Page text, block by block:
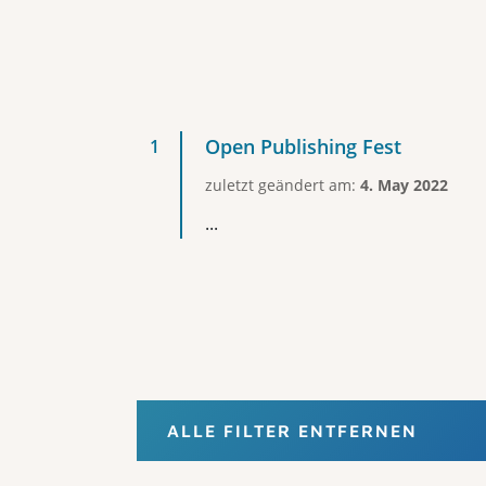
Open Publishing Fest
zuletzt geändert am: 4. May 2022
...
ALLE FILTER ENTFERNEN